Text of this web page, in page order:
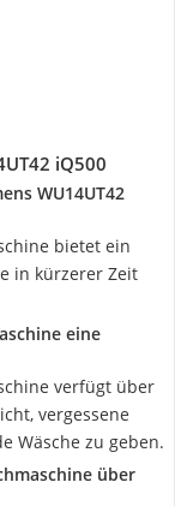
iQ500
WU14UT42
bietet ein
in kürzerer Zeit
eine
verfügt über
vergessene
Wäsche zu geben.
über